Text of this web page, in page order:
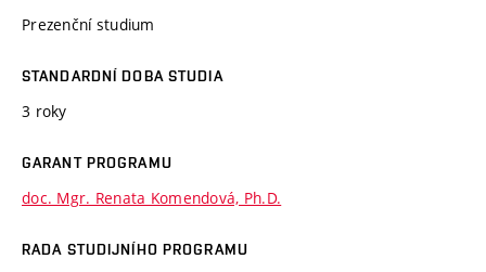
Prezenční studium
STANDARDNÍ DOBA STUDIA
3 roky
GARANT PROGRAMU
doc. Mgr. Renata Komendová, Ph.D.
RADA STUDIJNÍHO PROGRAMU